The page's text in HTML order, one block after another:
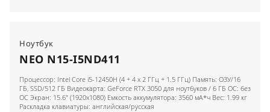
Ноутбук
NEO N15-I5ND411
Процессор: Intel Core i5-12450H (4 + 4 x 2 ГГц + 1.5 ГГц) Память: ОЗУ/16
ГБ, SSD/512 ГБ Видеокарта: GeForce RTX 3050 для ноутбуков / 6 ГБ ОС: без
ОС Экран: 15.6" (1920x1080) Емкость аккумулятора: 3560 мА*ч Вес: 1.99 кг
Раскладка клавиатуры: английская/русская